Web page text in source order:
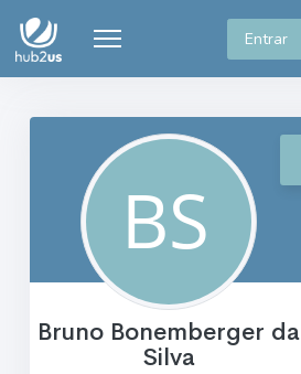
Entrar
Bruno Bonemberger da
Silva